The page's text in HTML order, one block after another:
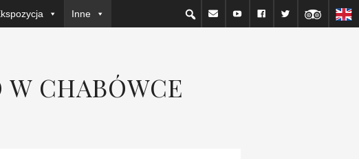
Inne
W CHABÓWCE